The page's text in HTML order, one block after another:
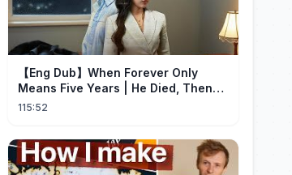
【Eng Dub】When Forever Only
Means Five Years | He Died, Then
Returned for Payback | Cdrama
115:52